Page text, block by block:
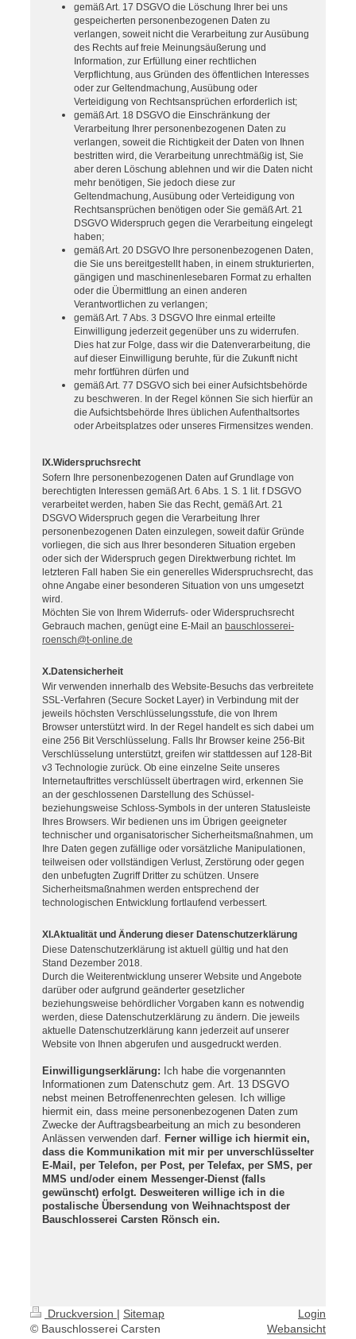
gemäß Art. 17 DSGVO die Löschung Ihrer bei uns
gespeicherten personenbezogenen Daten zu
verlangen, soweit nicht die Verarbeitung zur Ausübung
des Rechts auf freie Meinungsäußerung und
Information, zur Erfüllung einer rechtlichen
Verpflichtung, aus Gründen des öffentlichen Interesses
oder zur Geltendmachung, Ausübung oder
Verteidigung von Rechtsansprüchen erforderlich ist;
gemäß Art. 18 DSGVO die Einschränkung der
Verarbeitung Ihrer personenbezogenen Daten zu
verlangen, soweit die Richtigkeit der Daten von Ihnen
bestritten wird, die Verarbeitung unrechtmäßig ist, Sie
aber deren Löschung ablehnen und wir die Daten nicht
mehr benötigen, Sie jedoch diese zur
Geltendmachung, Ausübung oder Verteidigung von
Rechtsansprüchen benötigen oder Sie gemäß Art. 21
DSGVO Widerspruch gegen die Verarbeitung eingelegt
haben;
gemäß Art. 20 DSGVO Ihre personenbezogenen Daten,
die Sie uns bereitgestellt haben, in einem strukturierten,
gängigen und maschinenlesebaren Format zu erhalten
oder die Übermittlung an einen anderen
Verantwortlichen zu verlangen;
gemäß Art. 7 Abs. 3 DSGVO Ihre einmal erteilte
Einwilligung jederzeit gegenüber uns zu widerrufen.
Dies hat zur Folge, dass wir die Datenverarbeitung, die
auf dieser Einwilligung beruhte, für die Zukunft nicht
mehr fortführen dürfen und
gemäß Art. 77 DSGVO sich bei einer Aufsichtsbehörde
zu beschweren. In der Regel können Sie sich hierfür an
die Aufsichtsbehörde Ihres üblichen Aufenthaltsortes
oder Arbeitsplatzes oder unseres Firmensitzes wenden.
IX.Widerspruchsrecht
Sofern Ihre personenbezogenen Daten auf Grundlage von
berechtigten Interessen gemäß Art. 6 Abs. 1 S. 1 lit. f DSGVO
verarbeitet werden, haben Sie das Recht, gemäß Art. 21
DSGVO Widerspruch gegen die Verarbeitung Ihrer
personenbezogenen Daten einzulegen, soweit dafür Gründe
vorliegen, die sich aus Ihrer besonderen Situation ergeben
oder sich der Widerspruch gegen Direktwerbung richtet. Im
letzteren Fall haben Sie ein generelles Widerspruchsrecht, das
ohne Angabe einer besonderen Situation von uns umgesetzt
wird.
Möchten Sie von Ihrem Widerrufs- oder Widerspruchsrecht
Gebrauch machen, genügt eine E-Mail an bauschlosserei-
roensch@t-online.de
X.Datensicherheit
Wir verwenden innerhalb des Website-Besuchs das verbreitete
SSL-Verfahren (Secure Socket Layer) in Verbindung mit der
jeweils höchsten Verschlüsselungsstufe, die von Ihrem
Browser unterstützt wird. In der Regel handelt es sich dabei um
eine 256 Bit Verschlüsselung. Falls Ihr Browser keine 256-Bit
Verschlüsselung unterstützt, greifen wir stattdessen auf 128-Bit
v3 Technologie zurück. Ob eine einzelne Seite unseres
Internetauftrittes verschlüsselt übertragen wird, erkennen Sie
an der geschlossenen Darstellung des Schüssel-
beziehungsweise Schloss-Symbols in der unteren Statusleiste
Ihres Browsers. Wir bedienen uns im Übrigen geeigneter
technischer und organisatorischer Sicherheitsmaßnahmen, um
Ihre Daten gegen zufällige oder vorsätzliche Manipulationen,
teilweisen oder vollständigen Verlust, Zerstörung oder gegen
den unbefugten Zugriff Dritter zu schützen. Unsere
Sicherheitsmaßnahmen werden entsprechend der
technologischen Entwicklung fortlaufend verbessert.
XI.Aktualität und Änderung dieser Datenschutzerklärung
Diese Datenschutzerklärung ist aktuell gültig und hat den
Stand Dezember 2018.
Durch die Weiterentwicklung unserer Website und Angebote
darüber oder aufgrund geänderter gesetzlicher
beziehungsweise behördlicher Vorgaben kann es notwendig
werden, diese Datenschutzerklärung zu ändern. Die jeweils
aktuelle Datenschutzerklärung kann jederzeit auf unserer
Website von Ihnen abgerufen und ausgedruckt werden.
Einwilligungserklärung: Ich habe die vorgenannten
Informationen zum Datenschutz gem. Art. 13 DSGVO
nebst meinen Betroffenenrechten gelesen. Ich willige
hiermit ein, dass meine personenbezogenen Daten zum
Zwecke der Auftragsbearbeitung an mich zu besonderen
Anlässen verwenden darf. Ferner willige ich hiermit ein,
dass die Kommunikation mit mir per unverschlüsselter
E-Mail, per Telefon, per Post, per Telefax, per SMS, per
MMS und/oder einem Messenger-Dienst (falls
gewünscht) erfolgt. Desweiteren willige ich in die
postalische Übersendung von Weihnachtspost der
Bauschlosserei Carsten Rönsch ein.
Druckversion | Sitemap
© Bauschlosserei Carsten
Login
Webansicht